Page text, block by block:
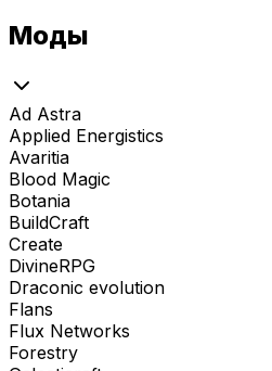
Моды
Ad Astra
Applied Energistics
Avaritia
Blood Magic
Botania
BuildCraft
Create
DivineRPG
Draconic evolution
Flans
Flux Networks
Forestry